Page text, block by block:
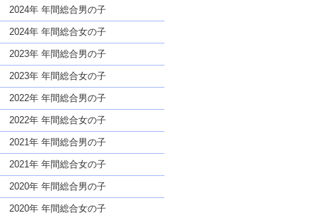
名前であっても奇抜すぎない
2024年 年間総合男の子
2024年 年間総合女の子
2023年 年間総合男の子
2023年 年間総合女の子
2022年 年間総合男の子
2022年 年間総合女の子
2021年 年間総合男の子
2021年 年間総合女の子
2020年 年間総合男の子
2020年 年間総合女の子